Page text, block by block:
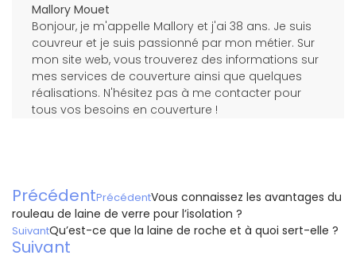
Mallory Mouet
Bonjour, je m'appelle Mallory et j'ai 38 ans. Je suis
couvreur et je suis passionné par mon métier. Sur
mon site web, vous trouverez des informations sur
mes services de couverture ainsi que quelques
réalisations. N'hésitez pas à me contacter pour
tous vos besoins en couverture !
PrécédentPrécédentVous connaissez les avantages du
rouleau de laine de verre pour l’isolation ?
SuivantQu’est-ce que la laine de roche et à quoi sert-elle ?
Suivant